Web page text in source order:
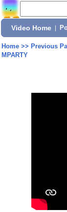
Video Home
Home>> Previous
MPARTY